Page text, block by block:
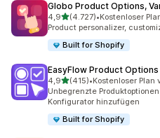
Globo Product Options,
4,9von 5 Sternen
(4.727)
4727 Rezensionen insgesamt
•Kostenloser
Product personalizer,
Built for Shopify
EasyFlow Product Options
4,9von 5 Sternen
(415)
415 Rezensionen insgesamt
•Kostenloser Plan
Unbegrenzte
Konfigurator hinzufügen
Built for Shopify